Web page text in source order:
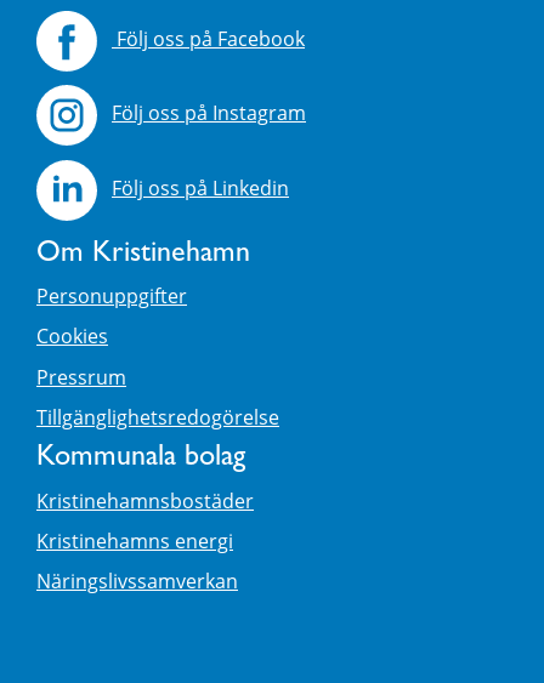
Följ oss på Facebook
Följ oss på Instagram
Följ oss på Linkedin
Om Kristinehamn
Personuppgifter
Cookies
Pressrum
Tillgänglighetsredogörelse
Kommunala bolag
Kristinehamnsbostäder
Kristinehamns energi
Näringslivssamverkan